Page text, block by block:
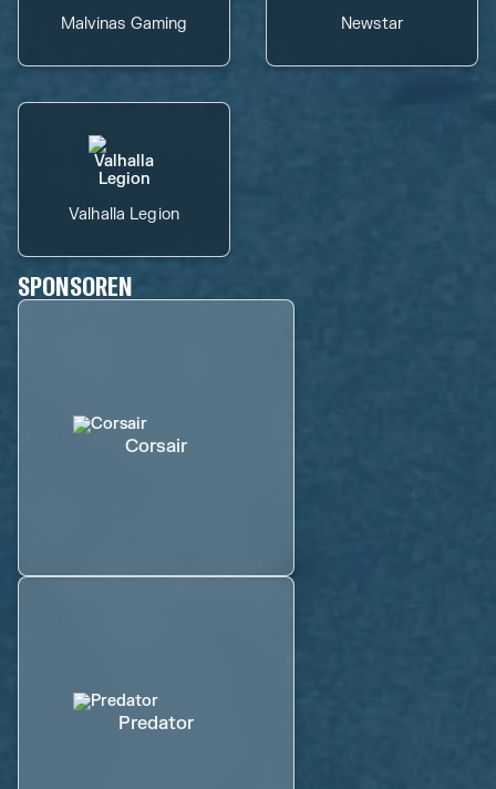
Malvinas Gaming Newstar
Valhalla Legion
SPONSOREN
Corsair
Predator